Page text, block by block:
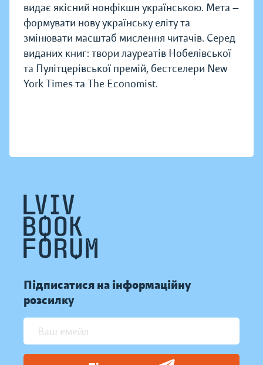
видає якісний нонфікшн українською. Мета —
формувати нову українську еліту та
змінювати масштаб мислення читачів. Серед
виданих книг: твори лауреатів Нобелівської
та Пулітцерівської премій, бестселери New
York Times та The Economist.
Підписатися на інформаційну
розсилку